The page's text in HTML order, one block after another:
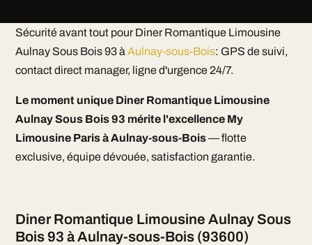
Sécurité avant tout pour Diner Romantique Limousine
Aulnay Sous Bois 93 à Aulnay-sous-Bois: GPS de suivi,
contact direct manager, ligne d'urgence 24/7.
Le moment unique Diner Romantique Limousine
Aulnay Sous Bois 93 mérite l'excellence My
Limousine Paris à Aulnay-sous-Bois— flotte
exclusive, équipe dévouée, satisfaction garantie.
Diner Romantique Limousine Aulnay Sous
Bois 93 à Aulnay-sous-Bois (93600)